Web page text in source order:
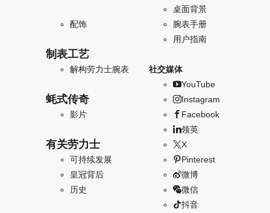
配饰
制表工艺
解构劳力士腕表
蚝式传奇
影片
有关劳力士
可持续发展
皇冠背后
历史
桌面背景
腕表手册
用户指南
社交媒体
YouTube
Instagram
Facebook
领英
X
Pinterest
微博
微信
抖音